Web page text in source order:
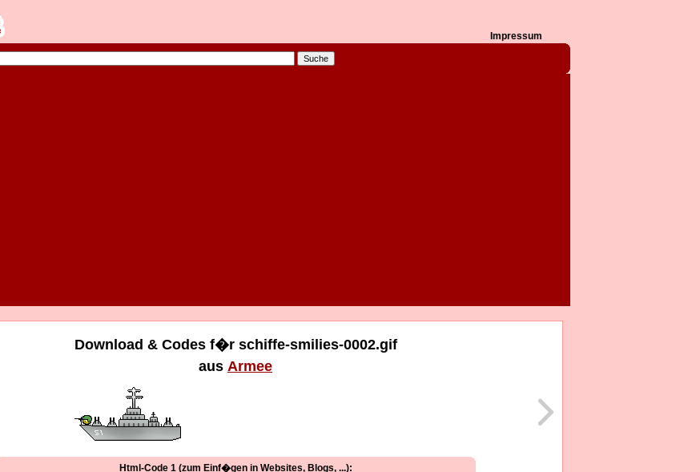
Impressum
Download & Codes f�r schiffe-smilies-0002.gif
aus Armee
Html-Code 1 (zum Einf�gen in Websites, Blogs, ...):